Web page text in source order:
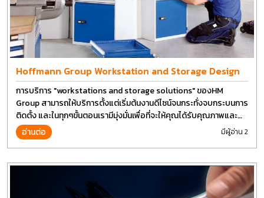
Hoffmann Group Workstation and Storage Design
การบริการ "workstations and storage solutions" ของHM
Group สามารถให้บริการตั้งแต่เริ่มต้นงานดีไซน์จนกระทั่งจบกระบนการ
ติดตั้ง และในทุกๆขั้นตอนเรามีมุ่งมั่นเพื่อที่จะให้คุณได้รับคุณภาพและ
การที่งานที่ดีที่สุด บนต้นทุนที่ดีที่สุดเช่นกัน
อ่านต่อ มีผู้อ่าน 2